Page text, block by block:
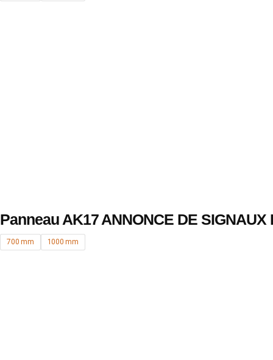
Panneau AK17 ANNONCE DE
700 mm 1000 mm